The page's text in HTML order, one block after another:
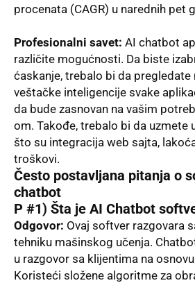
procenata (CAGR) u narednih pet
Profesionalni savet: AI chatbot
različite mogućnosti. Da biste
ćaskanje, trebalo bi da
veštačke inteligencije svake
da bude zasnovan na vašim
om. Takođe, trebalo bi da uzmete
što su integracija web sajta,
troškovi.
Često postavlјana pitanja o
chatbot
P #1) Šta je AI Chatbot
Odgovor: Ovaj softver razgovara
tehniku mašinskog učenja.
u razgovor sa klijentima na
Koristeći složene algoritme za